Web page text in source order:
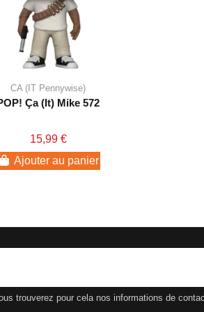
CA (IT Pennywise)
Ça (It) Mike 572
15,99 €
Ajouter au panier
trouverez pour cela nos informations de